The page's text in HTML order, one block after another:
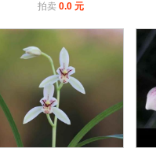
拍卖 0.0 元